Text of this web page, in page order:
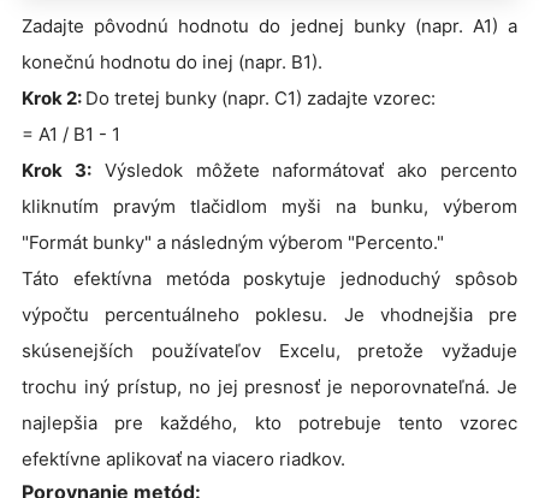
Zadajte pôvodnú hodnotu do jednej bunky (napr. A1) a
konečnú hodnotu do inej (napr. B1).
Krok 2: Do tretej bunky (napr. C1) zadajte vzorec:
= A1 / B1 - 1
Krok 3:Výsledok môžete naformátovať ako percento
kliknutím pravým tlačidlom myši na bunku, výberom
"Formát bunky" a následným výberom "Percento."
Táto efektívna metóda poskytuje jednoduchý spôsob
výpočtu percentuálneho poklesu. Je vhodnejšia pre
skúsenejších používateľov Excelu, pretože vyžaduje
trochu iný prístup, no jej presnosť je neporovnateľná. Je
najlepšia pre každého, kto potrebuje tento vzorec
efektívne aplikovať na viacero riadkov.
Porovnanie metód: